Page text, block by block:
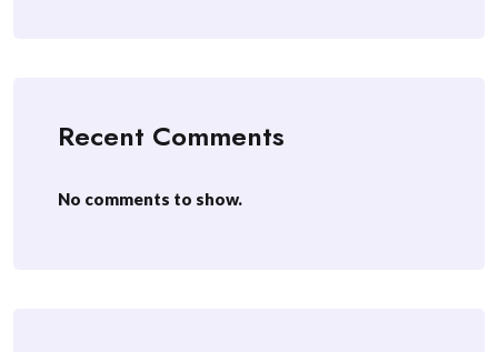
Recent Comments
No comments to show.